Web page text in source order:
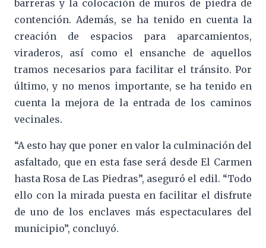
barreras y la colocación de muros de piedra de
contención. Además, se ha tenido en cuenta la
creación de espacios para aparcamientos,
viraderos, así como el ensanche de aquellos
tramos necesarios para facilitar el tránsito. Por
último, y no menos importante, se ha tenido en
cuenta la mejora de la entrada de los caminos
vecinales.
“A esto hay que poner en valor la culminación del
asfaltado, que en esta fase será desde El Carmen
hasta Rosa de Las Piedras”, aseguró el edil. “Todo
ello con la mirada puesta en facilitar el disfrute
de uno de los enclaves más espectaculares del
municipio”, concluyó.